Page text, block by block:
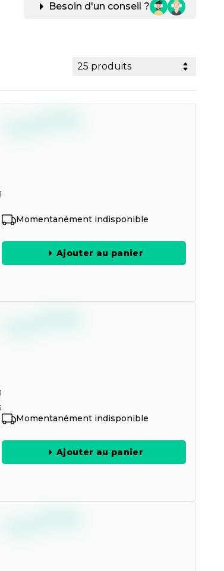
Besoin d'un conseil ?
25 produits
Momentanément indisponible
Ajouter au panier
Momentanément indisponible
Ajouter au panier